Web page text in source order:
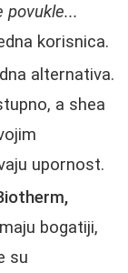
povukle...
korisnica.
alternativa.
a shea
upornost.
bogatiji,
su